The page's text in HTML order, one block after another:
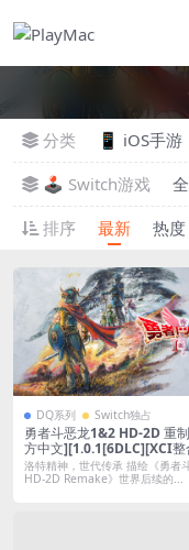
分类 📱 iOS手游
🕹️ Switch游戏
排序
最新 热度
DQ系列 Switch独占
勇者斗恶龙1&2 HD-2D 重
方中文][1.0.1[6DLC][XCI整
洛特精神，世代传承 描绘《勇者
HD-2D Remake》世界后续的...